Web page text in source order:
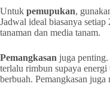
Untuk pemupukan,
Jadwal ideal biasanya
tanaman dan media tanam.
Pemangkasan juga
terlalu rimbun supaya
berbuah. Pemangkasan juga